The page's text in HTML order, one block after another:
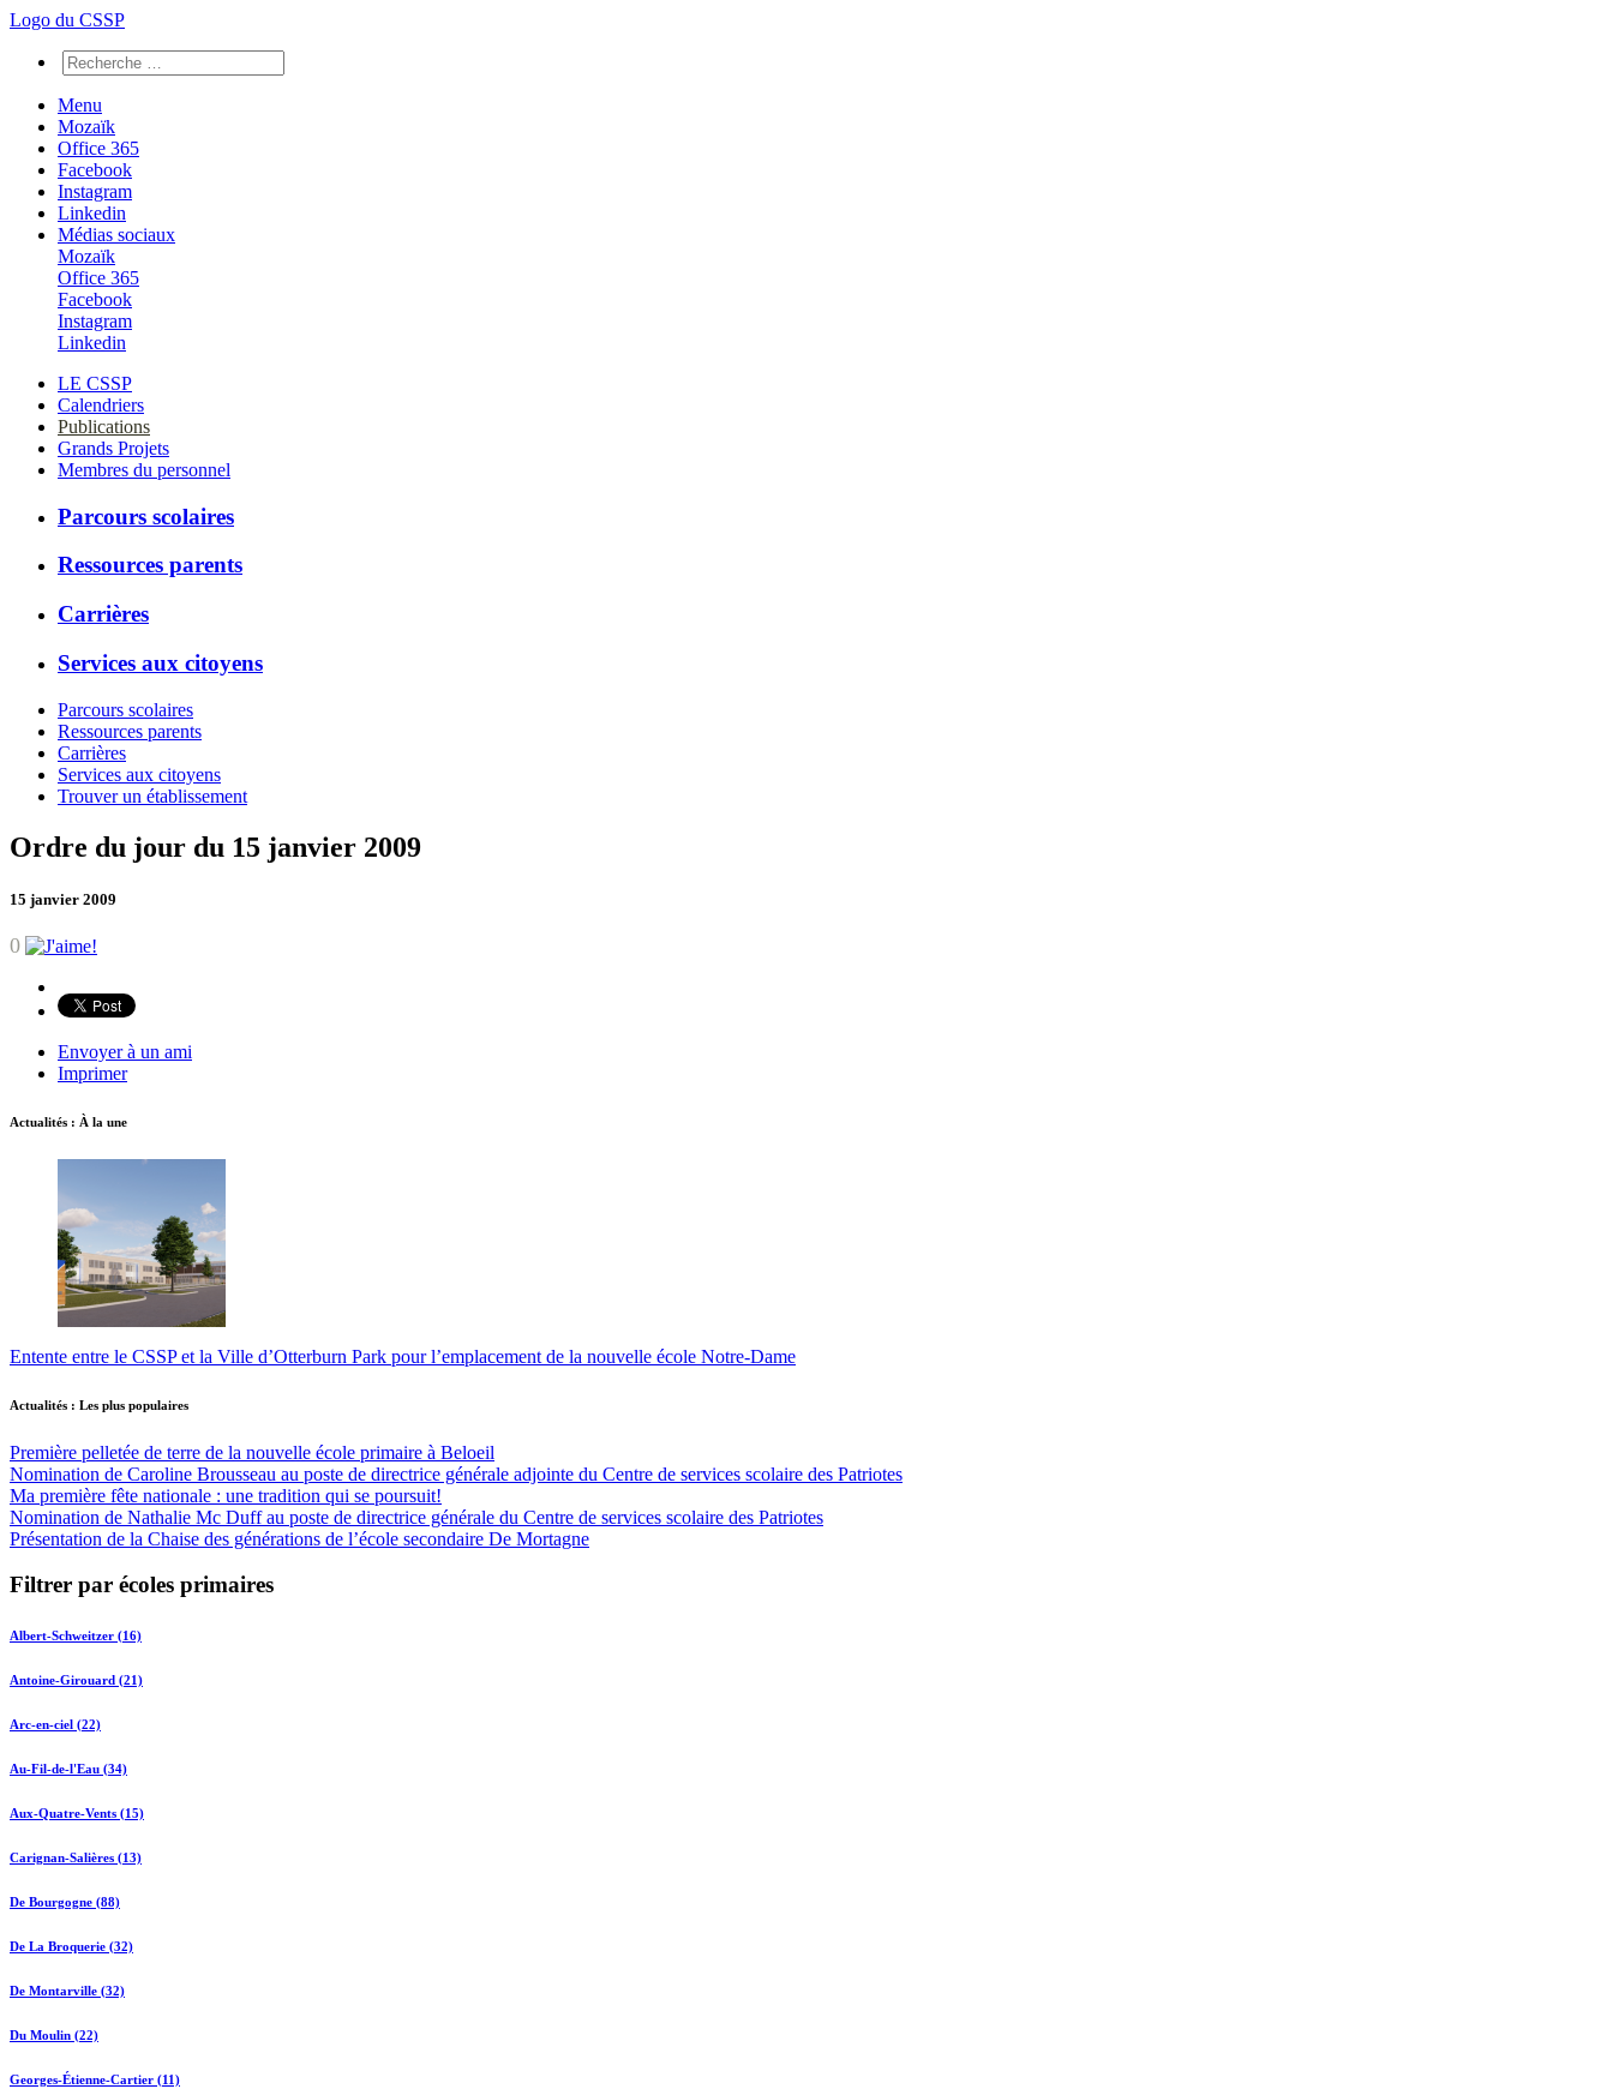
Logo du CSSP
Menu
Mozaïk
Office 365
Facebook
Instagram
Linkedin
Médias sociaux
Mozaïk
Office 365
Facebook
Instagram
Linkedin
LE CSSP
Calendriers
Publications
Grands Projets
Membres du personnel
Parcours scolaires
Ressources parents
Carrières
Services aux citoyens
Parcours scolaires
Ressources parents
Carrières
Services aux citoyens
Trouver un établissement
Ordre du jour du 15 janvier 2009
15 janvier 2009
0
Envoyer à un ami
Imprimer
Actualités : À la une
Entente entre le CSSP et la Ville d’Otterburn Park pour l’emplacement de la nouvelle école Notre-Dame
Actualités : Les plus populaires
Première pelletée de terre de la nouvelle école primaire à Beloeil
Nomination de Caroline Brousseau au poste de directrice générale adjointe du Centre de services scolaire des Patriotes
Ma première fête nationale : une tradition qui se poursuit!
Nomination de Nathalie Mc Duff au poste de directrice générale du Centre de services scolaire des Patriotes
Présentation de la Chaise des générations de l’école secondaire De Mortagne
Filtrer par écoles primaires
Albert-Schweitzer (16)
Antoine-Girouard (21)
Arc-en-ciel (22)
Au-Fil-de-l'Eau (34)
Aux-Quatre-Vents (15)
Carignan-Salières (13)
De Bourgogne (88)
De La Broquerie (32)
De Montarville (32)
Du Moulin (22)
Georges-Étienne-Cartier (11)